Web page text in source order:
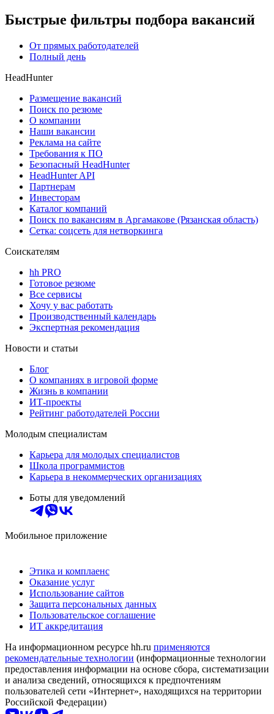
Быстрые фильтры подбора вакансий
От прямых работодателей
Полный день
HeadHunter
Размещение вакансий
Поиск по резюме
О компании
Наши вакансии
Реклама на сайте
Требования к ПО
Безопасный HeadHunter
HeadHunter API
Партнерам
Инвесторам
Каталог компаний
Поиск по вакансиям в Аргамакове (Рязанская область)
Сетка: соцсеть для нетворкинга
Соискателям
hh PRO
Готовое резюме
Все сервисы
Хочу у вас работать
Производственный календарь
Экспертная рекомендация
Новости и статьи
Блог
О компаниях в игровой форме
Жизнь в компании
ИТ-проекты
Рейтинг работодателей России
Молодым специалистам
Карьера для молодых специалистов
Школа программистов
Карьера в некоммерческих организациях
Боты для уведомлений
Мобильное приложение
Этика и комплаенс
Оказание услуг
Использование сайтов
Защита персональных данных
Пользовательское соглашение
ИТ аккредитация
На информационном ресурсе hh.ru применяются
рекомендательные технологии (информационные технологии
предоставления информации на основе сбора, систематизации
и анализа сведений, относящихся к предпочтениям
пользователей сети «Интернет», находящихся на территории
Российской Федерации)